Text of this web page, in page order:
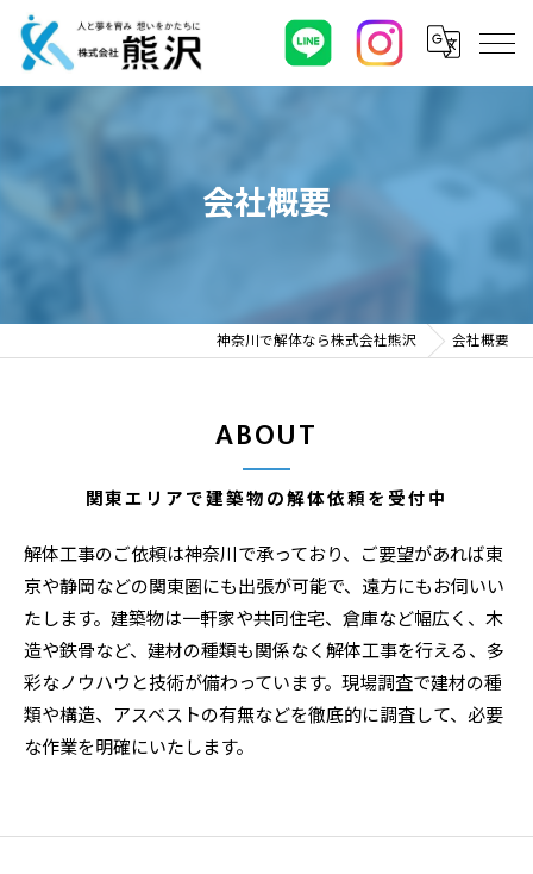
会社概要
神奈川で解体なら株式会社熊沢 会社概要
ABOUT
関東エリアで建築物の解体依頼を受付中
解体工事のご依頼は神奈川で承っており、ご要望があれば東
京や静岡などの関東圏にも出張が可能で、遠方にもお伺いい
たします。建築物は一軒家や共同住宅、倉庫など幅広く、木
造や鉄骨など、建材の種類も関係なく解体工事を行える、多
彩なノウハウと技術が備わっています。現場調査で建材の種
類や構造、アスベストの有無などを徹底的に調査して、必要
な作業を明確にいたします。